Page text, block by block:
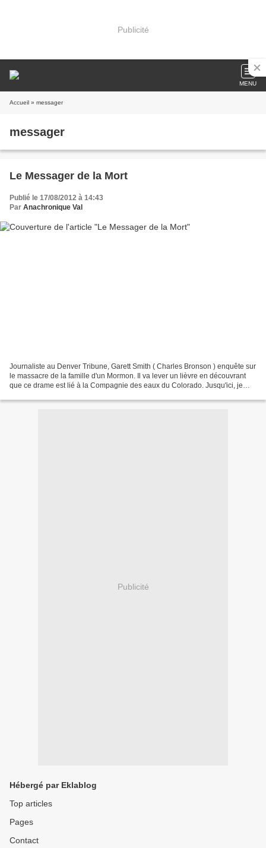
Publicité
MENU
Accueil » messager
messager
Le Messager de la Mort
Publié le 17/08/2012 à 14:43
Par Anachronique Val
Journaliste au Denver Tribune, Garett Smith ( Charles Bronson ) enquête sur
le massacre de la famille d'un Mormon. Il va lever un lièvre en découvrant
que ce drame est lié à la Compagnie des eaux du Colorado. Jusqu'ici, je
Publicité
Hébergé par Eklablog
Top articles
Pages
Contact